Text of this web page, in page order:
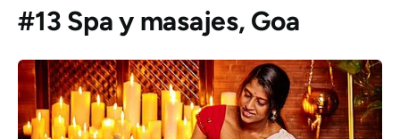
#13 Spa y masajes, Goa